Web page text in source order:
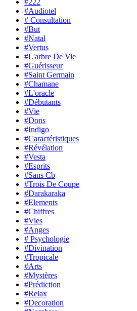
#Audiotel
# Consultation
#But
#Natal
#Vertus
#L'arbre De Vie
#Guérisseur
#Saint Germain
#Chamane
#L'oracle
#Débutants
#Vie
#Dons
#Indigo
#Caractéristiques
#Révélation
#Vesta
#Esprits
#Sans Cb
#Trois De Coupe
#Darakaraka
#Elements
#Chiffres
#Vies
#Anges
# Psychologie
#Divination
#Tropicale
#Arts
#Mystères
#Prédiction
#Relax
#Decoration